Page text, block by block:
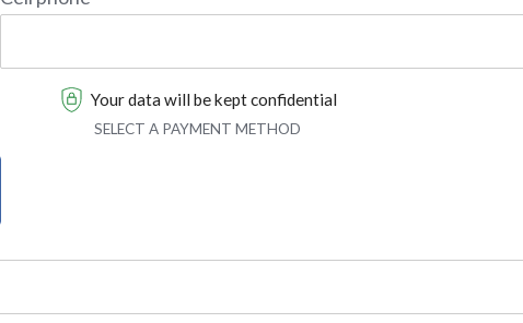
Your data will be kept confidential
SELECT A PAYMENT METHOD